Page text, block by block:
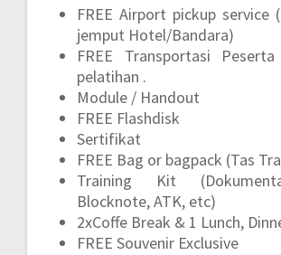
FREE Airport pickup service
jemput Hotel/Bandara)
FREE Transportasi
pelatihan .
Module / Handout
FREE Flashdisk
Sertifikat
FREE Bag or bagpack (Tas
Training Kit
Blocknote, ATK, etc)
2xCoffe Break & 1 Lunch,
FREE Souvenir Exclusive